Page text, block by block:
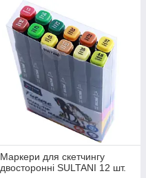
Маркери для скетчингу
двосторонні SULTANI 12 шт.